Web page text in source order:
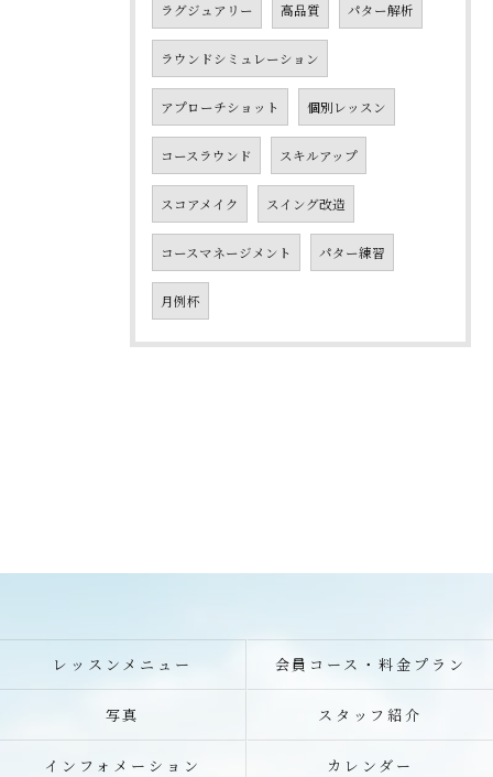
ラグジュアリー 高品質 パター解析
ラウンドシミュレーション
アプローチショット 個別レッスン
コースラウンド スキルアップ
スコアメイク スイング改造
コースマネージメント パター練習
月例杯
レッスンメニュー 会員コース・料金プラン
写真 スタッフ紹介
インフォメーション カレンダー